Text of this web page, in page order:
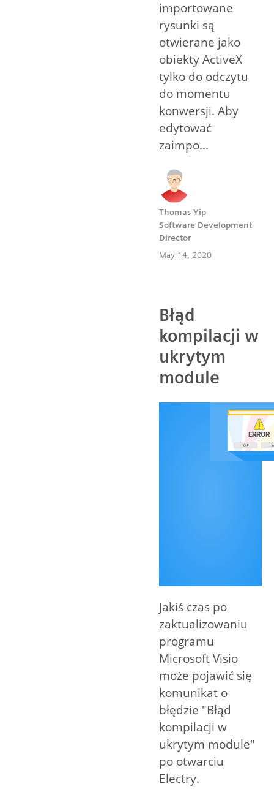
importowane
rysunki są
otwierane jako
obiekty ActiveX
tylko do odczytu
do momentu
konwersji. Aby
edytować
zaimpo...
Thomas Yip
Software Development
Director
May 14, 2020
Błąd
kompilacji w
ukrytym
module
Jakiś czas po
zaktualizowaniu
programu
Microsoft Visio
może pojawić się
komunikat o
błędzie "Błąd
kompilacji w
ukrytym module"
po otwarciu
Electry.